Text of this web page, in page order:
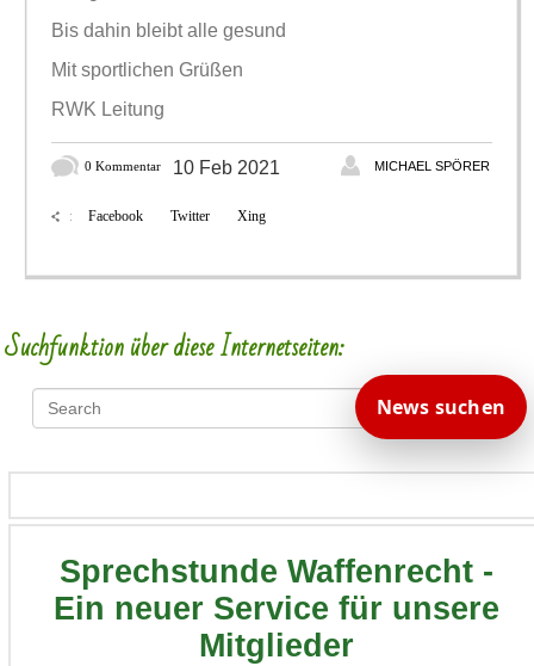
News suchen
Bis dahin bleibt alle gesund
Mit sportlichen Grüßen
RWK Leitung
10 Feb 2021
0 Kommentar MICHAEL SPÖRER
: Facebook Twitter Xing
Suchfunktion über diese Internetseiten:
Sprechstunde Waffenrecht -
Ein neuer Service für unsere
Mitglieder